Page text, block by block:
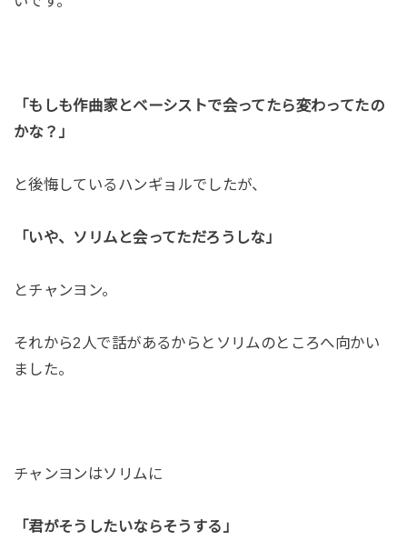
「もしも作曲家とベーシストで会ってたら変わってたの
かな？」
と後悔しているハンギョルでしたが、
「いや、ソリムと会ってただろうしな」
とチャンヨン。
それから2人で話があるからとソリムのところへ向かい
ました。
チャンヨンはソリムに
「君がそうしたいならそうする」